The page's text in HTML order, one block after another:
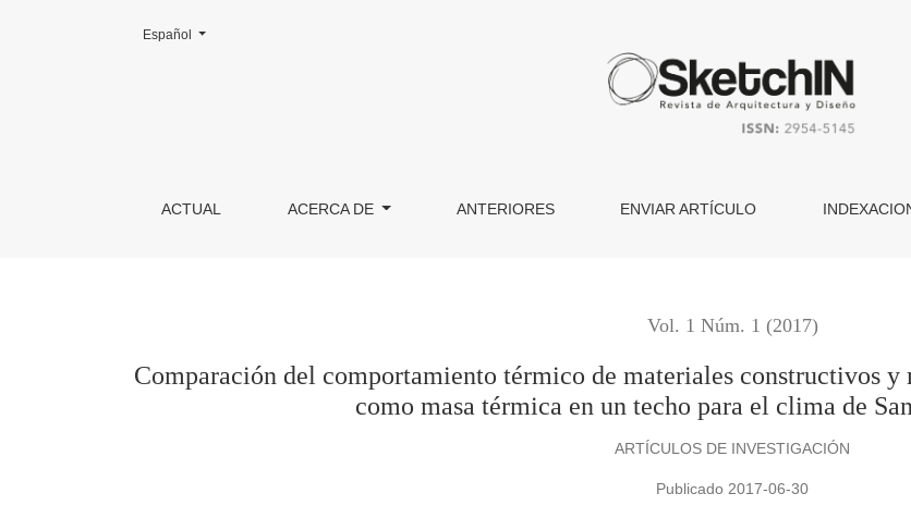
Comparación del comportamiento térmico de materiales constructivos y materiales de cambiode
ACTUAL ACERCA DE ANTERIORES ENVIAR ARTÍCULO
Cambiar el idioma. El actual es:
Español
Vol. 1 Núm. 1 (2017)
Comparación del comportamiento térmico de materiales constructivos y
como masa térmica en un techo para el clima de
ARTÍCULOS DE INVESTIGACIÓN
Publicado 2017-06-30